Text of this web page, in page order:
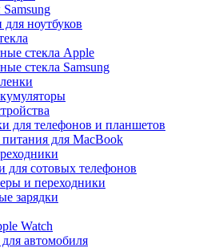
ноутбуков
стекла Apple
стекла Samsung
для телефонов и планшетов
для MacBook
для сотовых телефонов
и переходники
зарядки
Watch
автомобиля